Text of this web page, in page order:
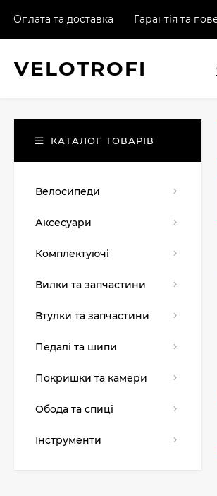
Оплата та доставка Гарантія та
VELOTROFI
КАТАЛОГ ТОВАРІВ
Велосипеди
Аксесуари
Комплектуючі
Вилки та запчастини
Втулки та запчастини
Педалі та шипи
Покришки та камери
Обода та спиці
Інструменти